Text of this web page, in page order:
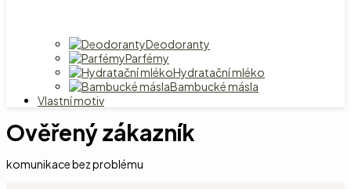
Deodoranty
Parfémy
Hydratační mléko
Bambucké másla
Vlastní motiv
Ověřený zákazník
komunikace bez problému